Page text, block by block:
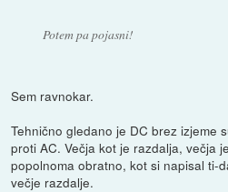
Potem pa pojasni!
Sem ravnokar.
Tehnično gledano je DC brez izjeme
proti AC. Večja kot je razdalja, večja
popolnoma obratno, kot si napisal ti-
večje razdalje.